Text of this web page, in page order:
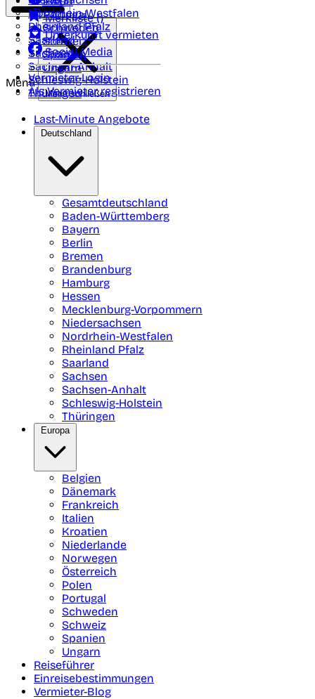
Nordrhein-Westfalen
Rheinland Pfalz
Saarland
Sachsen
Sachsen-Anhalt
Schleswig-Holstein
Thüringen
Portugal
Schweden
Schweiz
Spanien
Ungarn
Merkliste ()
Unterkunft vermieten
Social Media
Vermieter-Login
Als Vermieter registrieren
Menü
Menü schließen
Last-Minute Angebote
Deutschland
Gesamtdeutschland
Baden-Württemberg
Bayern
Berlin
Bremen
Brandenburg
Hamburg
Hessen
Mecklenburg-Vorpommern
Niedersachsen
Nordrhein-Westfalen
Rheinland Pfalz
Saarland
Sachsen
Sachsen-Anhalt
Schleswig-Holstein
Thüringen
Europa
Belgien
Dänemark
Frankreich
Italien
Kroatien
Niederlande
Norwegen
Österreich
Polen
Portugal
Schweden
Schweiz
Spanien
Ungarn
Reiseführer
Einreisebestimmungen
Vermieter-Blog